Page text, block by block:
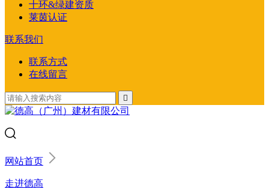
十环&绿建资质
莱茵认证
联系我们
联系方式
在线留言

网站首页
走进德高